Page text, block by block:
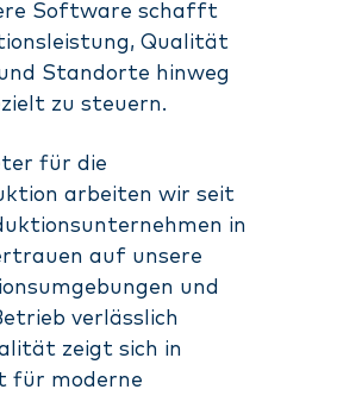
Software schafft
Qualität
Standorte hinweg
zu steuern.
für die
arbeiten wir seit
in
auf unsere
und
verlässlich
zeigt sich in
für moderne